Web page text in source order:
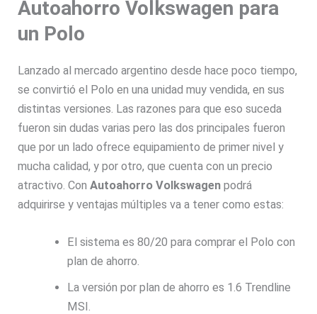
Autoahorro Volkswagen para
un Polo
Lanzado al mercado argentino desde hace poco tiempo,
se convirtió el Polo en una unidad muy vendida, en sus
distintas versiones. Las razones para que eso suceda
fueron sin dudas varias pero las dos principales fueron
que por un lado ofrece equipamiento de primer nivel y
mucha calidad, y por otro, que cuenta con un precio
atractivo. ConAutoahorro Volkswagen podrá
adquirirse y ventajas múltiples va a tener como estas:
El sistema es 80/20 para comprar el Polo con
plan de ahorro.
La versión por plan de ahorro es 1.6 Trendline
MSI.